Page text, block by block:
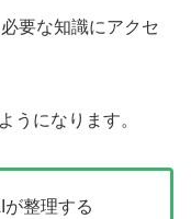
要な知識にアクセ
うになります。
整理する